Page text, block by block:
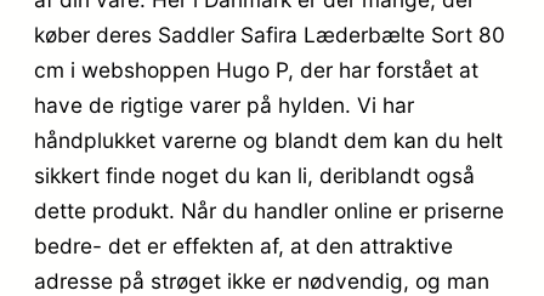
køber deres Saddler Safira Læderbælte Sort 80
cm i webshoppen Hugo P, der har forstået at
have de rigtige varer på hylden. Vi har
håndplukket varerne og blandt dem kan du helt
sikkert finde noget du kan li, deriblandt også
dette produkt. Når du handler online er priserne
bedre- det er effekten af, at den attraktive
adresse på strøget ikke er nødvendig, og man